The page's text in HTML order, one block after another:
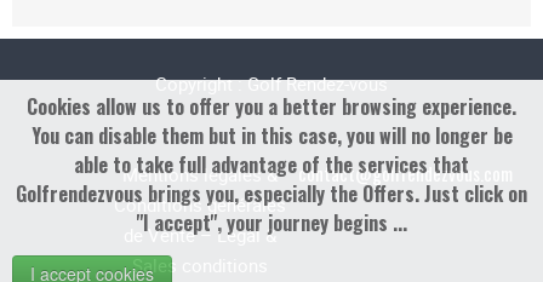
Copyright : Golf Rendez-vous
Mentions légales &
Conditions générales
de Vente – Legal &
Sales conditions
contact@golfrendezvous.com
Cookies allow us to offer you a better browsing experience.
You can disable them but in this case, you will no longer be
able to take full advantage of the services that
Golfrendezvous brings you, especially the Offers. Just click on
"I accept", your journey begins ...
I accept cookies